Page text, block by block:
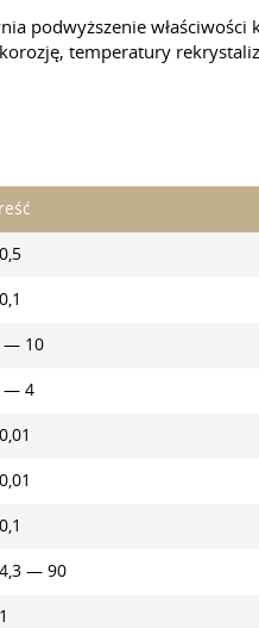
podwyższenie
temperatury
— 10
— 4
— 90